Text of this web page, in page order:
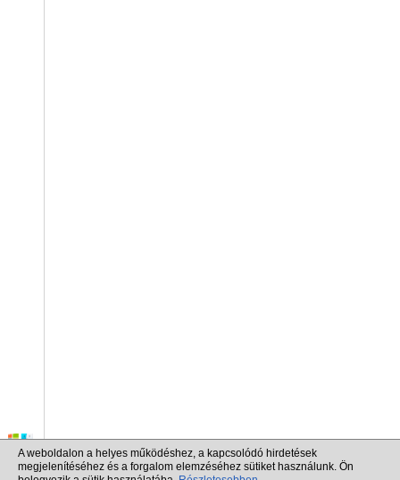
A weboldalon a helyes működéshez, a kapcsolódó hirdetések
megjelenítéséhez és a forgalom elemzéséhez sütiket használunk. Ön